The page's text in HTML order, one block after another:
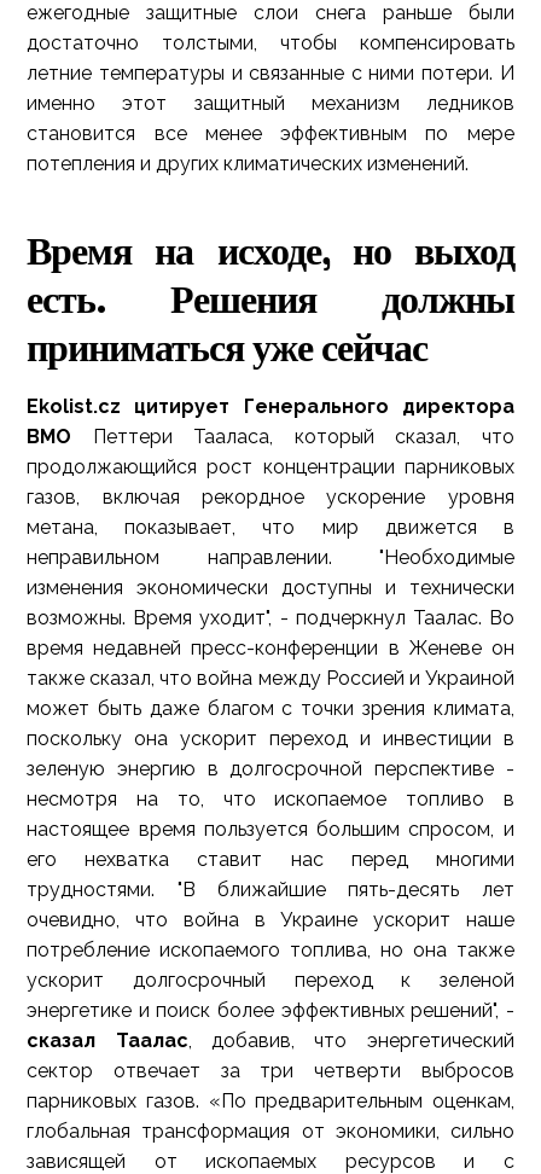
ежегодные защитные слои снега раньше были
достаточно толстыми, чтобы компенсировать
летние температуры и связанные с ними потери. И
именно этот защитный механизм ледников
становится все менее эффективным по мере
потепления и других климатических изменений.
Время на исходе, но выход
есть. Решения должны
приниматься уже сейчас
Ekolist.cz цитирует Генерального директора
ВМО Петтери Тааласа, который сказал, что
продолжающийся рост концентрации парниковых
газов, включая рекордное ускорение уровня
метана, показывает, что мир движется в
неправильном направлении. "Необходимые
изменения экономически доступны и технически
возможны. Время уходит", - подчеркнул Таалас. Во
время недавней пресс-конференции в Женеве он
также сказал, что война между Россией и Украиной
может быть даже благом с точки зрения климата,
поскольку она ускорит переход и инвестиции в
зеленую энергию в долгосрочной перспективе -
несмотря на то, что ископаемое топливо в
настоящее время пользуется большим спросом, и
его нехватка ставит нас перед многими
трудностями. "В ближайшие пять-десять лет
очевидно, что война в Украине ускорит наше
потребление ископаемого топлива, но она также
ускорит долгосрочный переход к зеленой
энергетике и поиск более эффективных решений", -
сказал Таалас, добавив, что энергетический
сектор отвечает за три четверти выбросов
парниковых газов. «По предварительным оценкам,
глобальная трансформация от экономики, сильно
зависящей от ископаемых ресурсов и с